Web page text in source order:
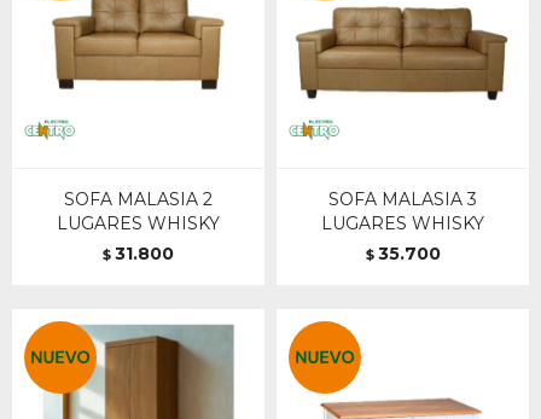
SOFA MALASIA 2
LUGARES WHISKY
$ 31.800
SOFA MALASIA 3
LUGARES WHISKY
$ 35.700